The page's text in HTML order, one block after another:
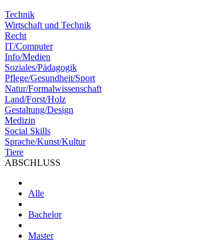
Technik
Wirtschaft und Technik
Recht
IT/Computer
Info/Medien
Soziales/Pädagogik
Pflege/Gesundheit/Sport
Natur/Formalwissenschaft
Land/Forst/Holz
Gestaltung/Design
Medizin
Social Skills
Sprache/Kunst/Kultur
Tiere
ABSCHLUSS
Alle
Bachelor
Master